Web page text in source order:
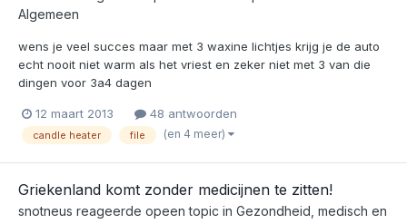
Algemeen
wens je veel succes maar met 3 waxine lichtjes krijg je de auto
echt nooit niet warm als het vriest en zeker niet met 3 van die
dingen voor 3a4 dagen
12 maart 2013 48 antwoorden
candle heater file (en 4 meer)
Griekenland komt zonder medicijnen te zitten!
snotneus reageerde opeen topic in Gezondheid, medisch en